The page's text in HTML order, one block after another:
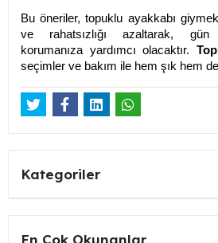
Bu öneriler, topuklu ayakkabı
ve rahatsızlığı azaltarak, gün
korumanıza yardımcı olacaktır.
seçimler ve bakım ile hem şık hem
Kategoriler
En Çok Okunanlar